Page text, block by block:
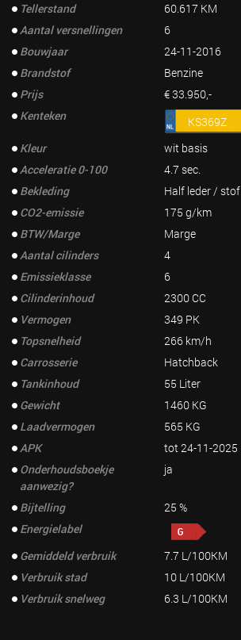
Tellerstand
60.617 KM
Aantal versnellingen
6
Bouwjaar
24-11-2016
Brandstof
Benzine
Prijs
€ 33.950,-
Kenteken
KS369Z
Kleur
wit basis
Acceleratie 0-100
4.7 sec.
Bekleding
Half leder / stof
CO2-emissie
175 g/km
BTW/Marge
Marge
Aantal cilinders
4
Emissieklasse
6
Cilinderinhoud
2300 CC
Vermogen
349 PK
Topsnelheid
266 km/h
Carrosserie
Hatchback
Tankinhoud
55 Liter
Gewicht
1460 KG
Laadvermogen
565 KG
APK
tot 24-11-2025
Onderhoudsboekje
aanwezig?
ja
Bijtelling
25 %
Energielabel
Gemiddeld verbruik
7.7 L/100KM
Verbruik stad
10 L/100KM
Verbruik snelweg
6.3 L/100KM